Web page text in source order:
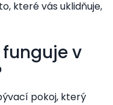
které vás uklidňuje,
v
pokoj, který